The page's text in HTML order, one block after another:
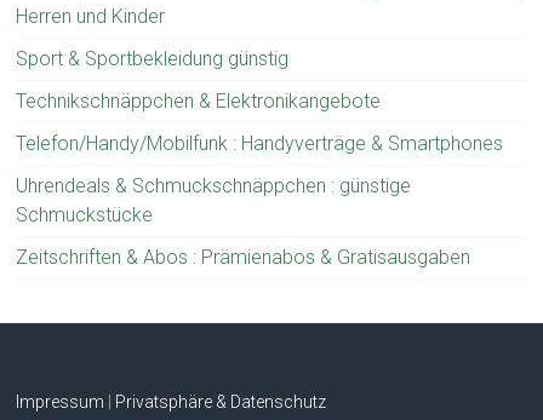
Herren und Kinder
Sport & Sportbekleidung günstig
Technikschnäppchen & Elektronikangebote
Telefon/Handy/Mobilfunk : Handyverträge & Smartphones
Uhrendeals & Schmuckschnäppchen : günstige
Schmuckstücke
Zeitschriften & Abos : Prämienabos & Gratisausgaben
Impressum Privatsphäre & Datenschutz